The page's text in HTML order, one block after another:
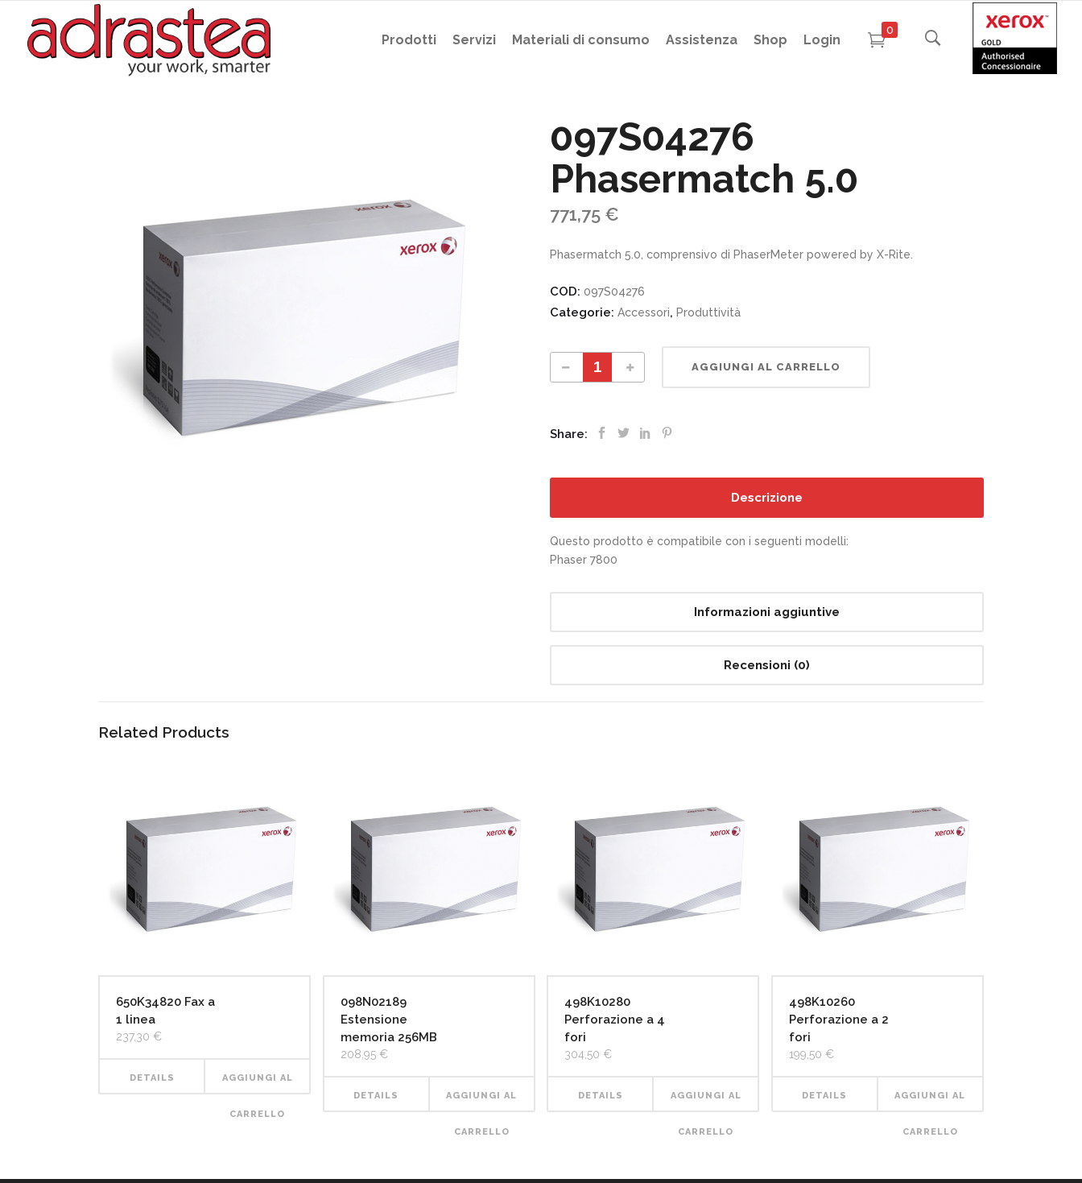
Prodotti Servizi Materiali di consumo Assistenza Shop Login
0
097S04276
Phasermatch 5.0
771,75 €
Phasermatch 5.0, comprensivo di PhaserMeter powered by X-Rite.
COD: 097S04276
Categorie: Accessori, Produttività
097S04276 Phasermatch 5.0 quantity
AGGIUNGI AL CARRELLO
Share:
Descrizione
Questo prodotto è compatibile con i seguenti modelli:
Phaser 7800
Informazioni aggiuntive
Recensioni (0)
Related Products
650K34820 Fax a
1 linea
237,30 €
DETAILS AGGIUNGI AL
CARRELLO
098N02189
Estensione
memoria 256MB
208,95 €
DETAILS AGGIUNGI AL
CARRELLO
498K10280
Perforazione a 4
fori
304,50 €
DETAILS AGGIUNGI AL
CARRELLO
498K10260
Perforazione a 2
fori
199,50 €
DETAILS AGGIUNGI AL
CARRELLO